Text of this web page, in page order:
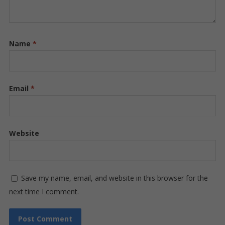
Name *
Email *
Website
Save my name, email, and website in this browser for the
next time I comment.